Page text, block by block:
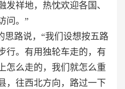
发祥地，热忱欢迎各国、
问。”
路说，“我们设想按五路
行。有用独轮车走的，有
怎么走的，我们就怎么重
，往西北方向，路过一下